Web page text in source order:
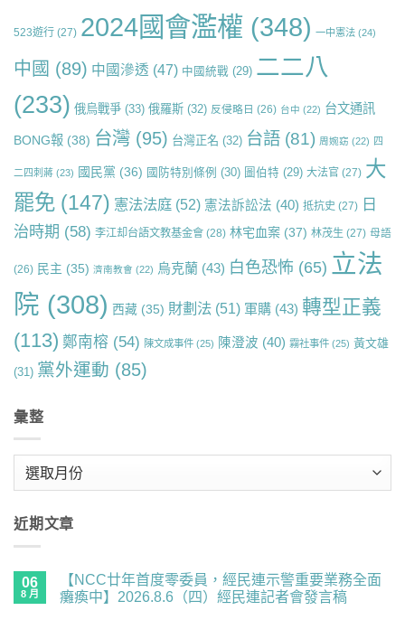
523遊行 (27) 2024國會濫權 (348) 一中憲法 (24)
中國 (89) 中國滲透 (47) 中國統戰 (29) 二二八
(233) 俄烏戰爭 (33) 俄羅斯 (32) 反侵略日 (26) 台中 (22) 台文通訊
BONG報 (38) 台灣 (95) 台灣正名 (32) 台語 (81) 周婉窈 (22) 四
二四刺蔣 (23) 國民黨 (36) 國防特別條例 (30) 圖伯特 (29) 大法官 (27) 大
罷免 (147) 憲法法庭 (52) 憲法訴訟法 (40) 抵抗史 (27) 日
治時期 (58) 李江却台語文教基金會 (28) 林宅血案 (37) 林茂生 (27) 母語
(26) 民主 (35) 濟南教會 (22) 烏克蘭 (43) 白色恐怖 (65) 立法
院 (308) 西藏 (35) 財劃法 (51) 軍購 (43) 轉型正義
(113) 鄭南榕 (54) 陳文成事件 (25) 陳澄波 (40) 霧社事件 (25) 黃文雄
(31) 黨外運動 (85)
彙整
近期文章
06
8 月
【NCC廿年首度零委員，經民連示警重要業務全面
癱瘓中】2026.8.6（四）經民連記者會發言稿